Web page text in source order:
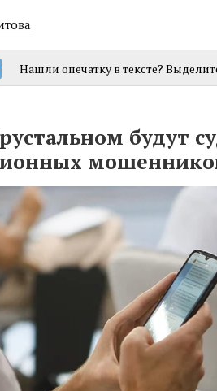
Нашли опечатку в тексте?
будут